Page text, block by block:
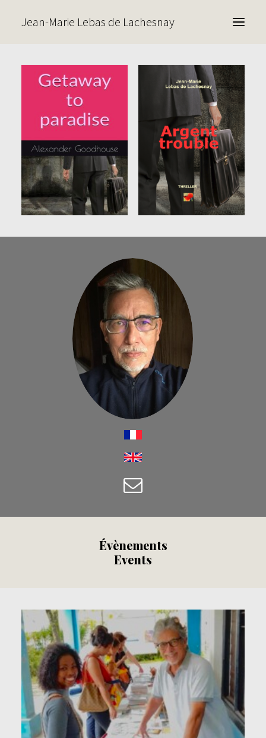
Jean-Marie Lebas de Lachesnay
Livres
Évènements
Events